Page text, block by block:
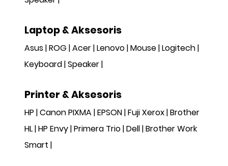
Laptop & Aksesoris
Asus ROG Acer Lenovo Mouse Logitech
Keyboard Speaker
Printer & Aksesoris
HP Canon PIXMA EPSON Fuji Xerox Brother
HL HP Envy Primera Trio Dell Brother Work
Smart